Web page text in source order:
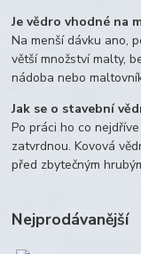
Je vědro vhodné na
Na menší dávku ano,
větší množství malty,
nádoba nebo
Jak se o stavební
Po práci ho co
zatvrdnou. Kovová
před zbytečným
Nejprodávanější